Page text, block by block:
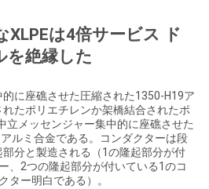
XLPEは4倍サービス ド
を絶縁した
に座礁させた圧縮された1350-H19ア
たポリエチレンか架橋結合されたポ
立メッセンジャー集中的に座礁させた
ルミ合金である。コンダクターは段
分と製造される（1の隆起部分が付
、2つの隆起部分が付いている1のコ
ター明白である）。